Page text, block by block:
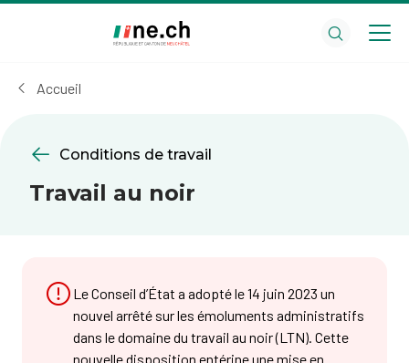
cookies
Accueil
Conditions de travail
Travail au noir
Le Conseil d’État a adopté le 14 juin 2023 un
nouvel arrêté sur les émoluments administratifs
dans le domaine du travail au noir (LTN). Cette
nouvelle disposition entérine une mise en